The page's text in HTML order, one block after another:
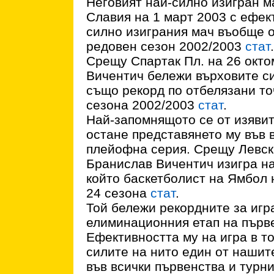
Славия на 1 март 2003 с
силно изиграния мач въобще
редовен сезон 2002/2003 стат.
Срещу Спартак Пл. на 26
Вичентич бележи върховите
също рекорд по отбелязани
сезона 2002/2003 стат.
Най-запомнящото се от
остане представянето му
плейофна серия. Срещу
Бранислав Вичентич изигра
който баскетболист на Ямбол
24 сезона стат.
Той бележи рекордните за
елиминационния етап на
Ефективността му на игра в
силите на нито един от
във всички първенства и